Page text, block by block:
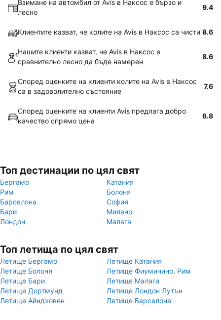
Взимане на автомбил от Avis в Наксос е бързо и
лесно
9.4
Клиентите казват, че колите на Avis в Наксос са чисти 8.6
Нашите клиенти казват, че Avis в Наксос е
сравнително лесно да бъде намерен
8.6
Според оценките на клиенти колите на Avis в Наксос
са в задоволително състояние
7.6
Според оценките на клиенти Avis предлага добро
качество спрямо цена
6.8
Топ дестинации по цял свят
Бергамо
Катания
Рим
Болоня
Барселона
София
Бари
Милано
Лондон
Малага
Топ летища по цял свят
Летище Бергамо
Летище Катания
Летище Болоня
Летище Фиумичино, Рим
Летище Бари
Летище Малага
Летище Дортмунд
Летище Лондон Лутън
Летище Айндховен
Летище Барселона